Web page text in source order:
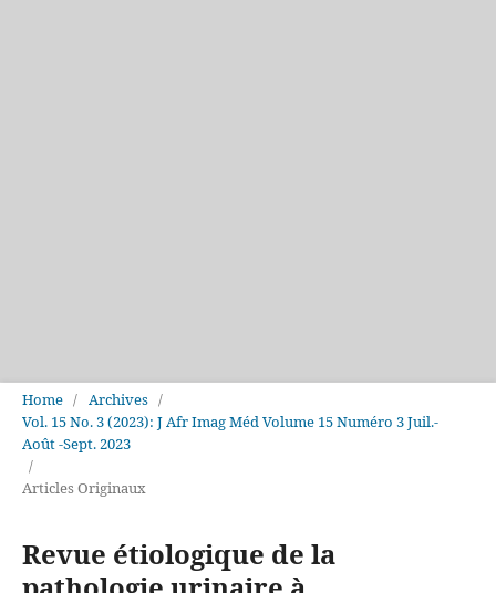
Home / Archives /
Vol. 15 No. 3 (2023): J Afr Imag Méd Volume 15 Numéro 3 Juil.-
Août -Sept. 2023
/
Articles Originaux
Revue étiologique de la